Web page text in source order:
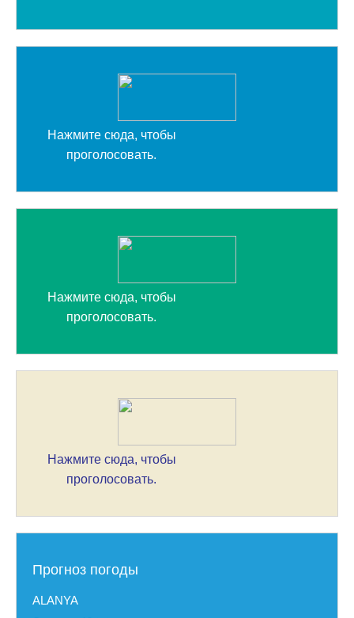
Нажмите сюда, чтобы
проголосовать.
Нажмите сюда, чтобы
проголосовать.
Нажмите сюда, чтобы
проголосовать.
Прогноз погоды
ALANYA